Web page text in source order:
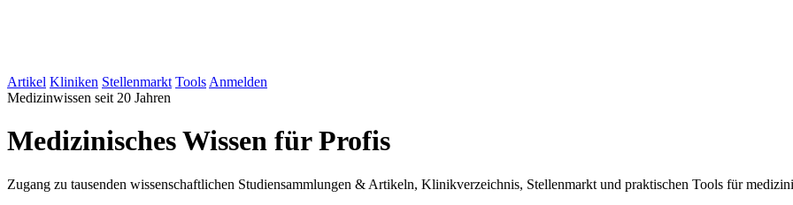
Artikel Kliniken Stellenmarkt Tools Anmelden
Medizinwissen seit 20 Jahren
Medizinisches Wissen für Profis
Zugang zu tausenden wissenschaftlichen Studiensammlungen & Artikeln, Klinikverzeichnis, Stellenmarkt und praktischen Tools für